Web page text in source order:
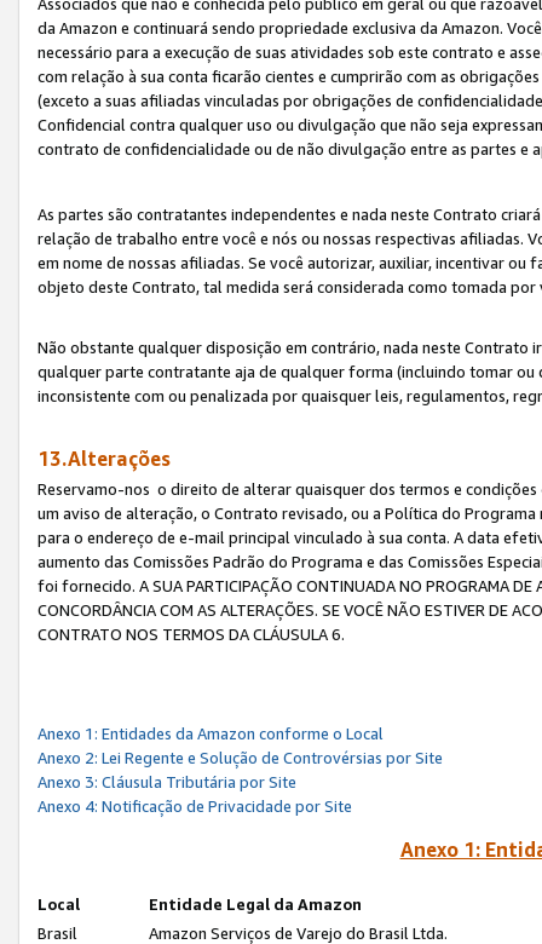
da Amazon e continuará sendo propriedade exclusiva da Amazon.
necessário para a execução de suas atividades sob este contrato e
com relação à sua conta ficarão cientes e cumprirão com as
(exceto a suas afiliadas vinculadas por obrigações de
Confidencial contra qualquer uso ou divulgação que não seja
contrato de confidencialidade ou de não divulgação entre as partes e
As partes são contratantes independentes e nada neste Contrato
relação de trabalho entre você e nós ou nossas respectivas afiliadas.
em nome de nossas afiliadas. Se você autorizar, auxiliar, incentivar
objeto deste Contrato, tal medida será considerada como tomada por
Não obstante qualquer disposição em contrário, nada neste
qualquer parte contratante aja de qualquer forma (incluindo tomar ou
inconsistente com ou penalizada por quaisquer leis, regulamentos,
13.Alterações
Reservamo-nos o direito de alterar quaisquer dos termos e
um aviso de alteração, o Contrato revisado, ou a Política do
para o endereço de e-mail principal vinculado à sua conta. A data
aumento das Comissões Padrão do Programa e das Comissões
foi fornecido. A SUA PARTICIPAÇÃO CONTINUADA NO PROGRAMA DE
CONCORDÂNCIA COM AS ALTERAÇÕES. SE VOCÊ NÃO ESTIVER DE
CONTRATO NOS TERMOS DA CLÁUSULA 6.
Anexo 1: Entidades da Amazon conforme o Local
Anexo 2: Lei Regente e Solução de Controvérsias por Site
Anexo 3: Cláusula Tributária por Site
Anexo 4: Notificação de Privacidade por Site
Anexo 1:
Local
Entidade Legal da Amazon
Brasil
Amazon Serviços de Varejo do Brasil Ltda.